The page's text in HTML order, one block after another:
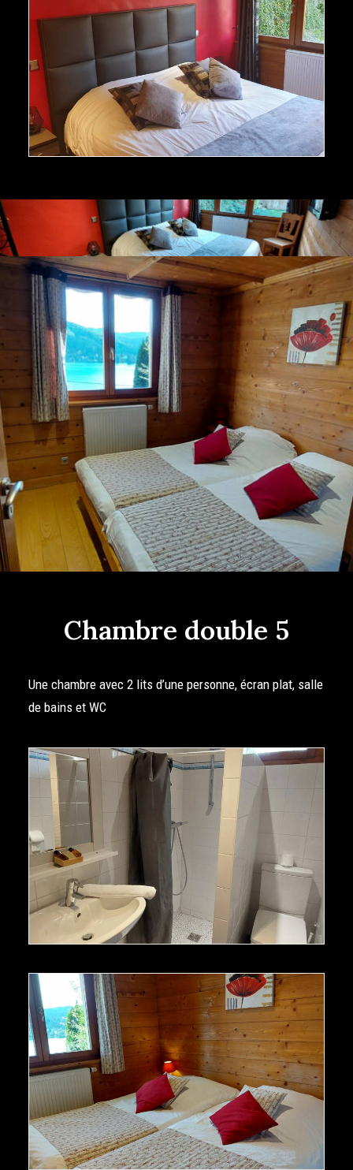
Chambre double 5
Une chambre avec 2 lits d’une personne, écran plat, salle
de bains et WC